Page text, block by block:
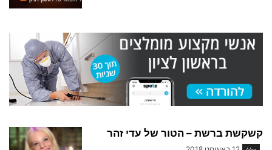
קשקשת ברשת – הטור של עדי זהר